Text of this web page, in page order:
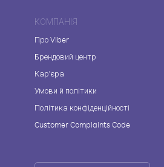
КОМПАНІЯ
Про Viber
Брендовий центр
Кар'єра
Умови й політики
Політика конфіденційності
Customer Complaints Code